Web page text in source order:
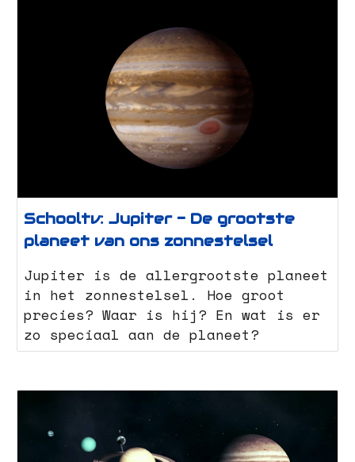
Schooltv: Jupiter - De grootste
planeet van ons zonnestelsel
Jupiter is de allergrootste planeet
in het zonnestelsel. Hoe groot
precies? Waar is hij? En wat is er
zo speciaal aan de planeet?